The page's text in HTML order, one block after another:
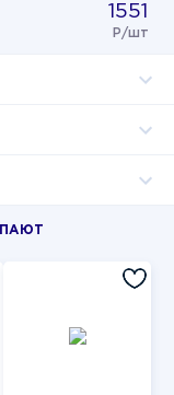
1551
Р/шт